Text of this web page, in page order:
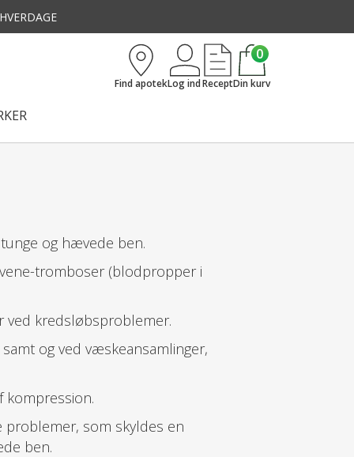
Find apotekLog indRecept
0
Din kurv
og hævede ben.
tromboser (blodpropper i
ved kredsløbsproblemer.
og ved væskeansamlinger,
kompression.
som skyldes en
ben.